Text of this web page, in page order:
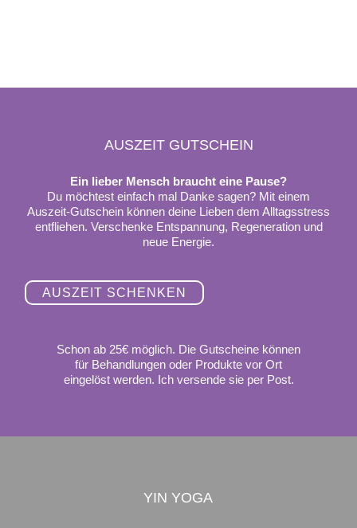
AUSZEIT GUTSCHEIN
Ein lieber Mensch braucht eine Pause?
Du möchtest einfach mal Danke sagen? Mit einem
Auszeit-Gutschein können deine Lieben dem Alltagsstress
entfliehen. Verschenke Entspannung, Regeneration und
neue Energie.
AUSZEIT SCHENKEN
Schon ab 25€ möglich. Die Gutscheine können
für Behandlungen oder Produkte vor Ort
eingelöst werden. Ich versende sie per Post.
YIN YOGA